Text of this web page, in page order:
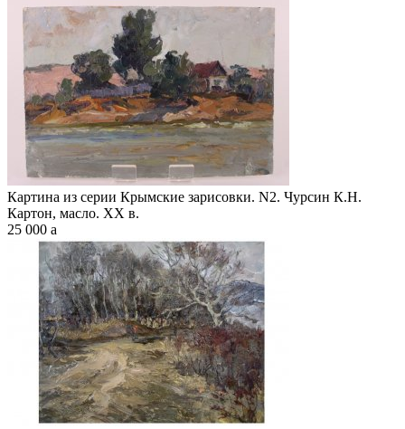
Картина из серии Крымские зарисовки. N2. Чурсин К.Н.
Картон, масло. XX в.
25 000 a